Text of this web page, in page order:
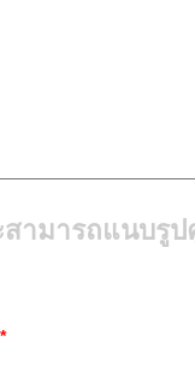
ามารถแนบรู
*